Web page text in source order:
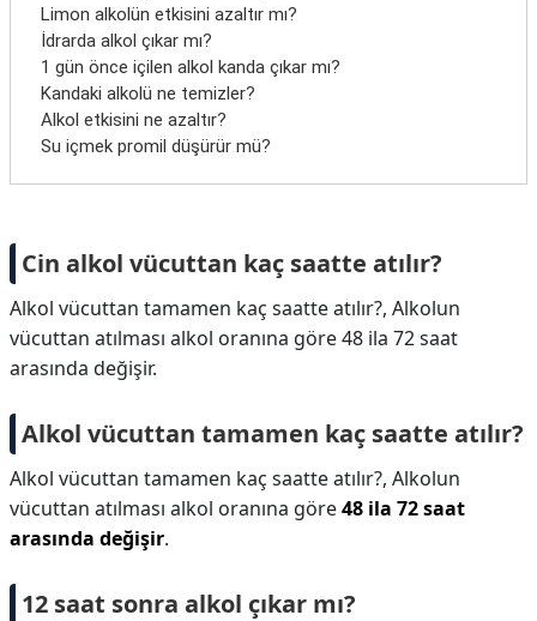
Limon alkolün etkisini azaltır mı?
İdrarda alkol çıkar mı?
1 gün önce içilen alkol kanda çıkar mı?
Kandaki alkolü ne temizler?
Alkol etkisini ne azaltır?
Su içmek promil düşürür mü?
Cin alkol vücuttan kaç saatte atılır?
Alkol vücuttan tamamen kaç saatte atılır?, Alkolun
vücuttan atılması alkol oranına göre 48 ila 72 saat
arasında değişir.
Alkol vücuttan tamamen kaç saatte atılır?
Alkol vücuttan tamamen kaç saatte atılır?, Alkolun
vücuttan atılması alkol oranına göre48 ila 72 saat
arasında değişir.
12 saat sonra alkol çıkar mı?